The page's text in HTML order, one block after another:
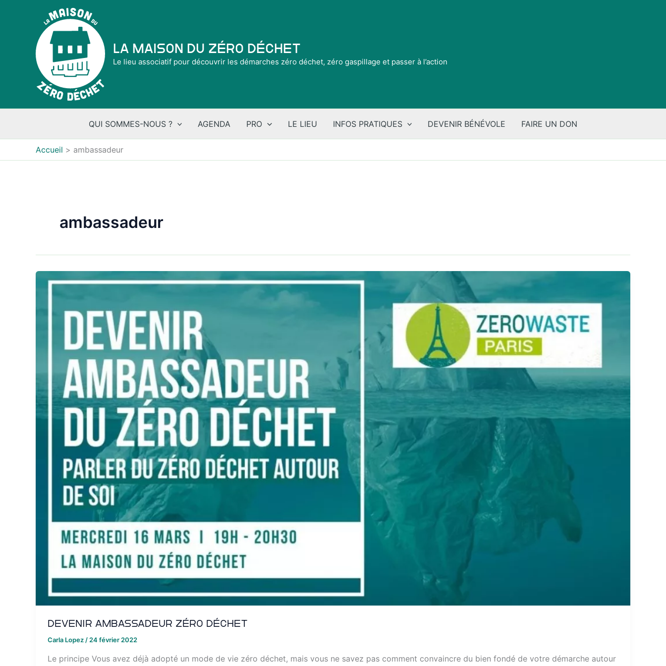
La Maison du Zéro Déchet
Le lieu associatif pour découvrir les démarches zéro déchet, zéro gaspillage et passer à l’action
QUI SOMMES-NOUS ? AGENDA PRO LE LIEU INFOS PRATIQUES DEVENIR BÉNÉVOLE FAIRE UN DON
Accueil ambassadeur
ambassadeur
Devenir ambassadeur zéro déchet
Carla Lopez / 24 février 2022
Le principe Vous avez déjà adopté un mode de vie zéro déchet, mais vous ne savez pas comment convaincre du bien fondé de votre démarche autour